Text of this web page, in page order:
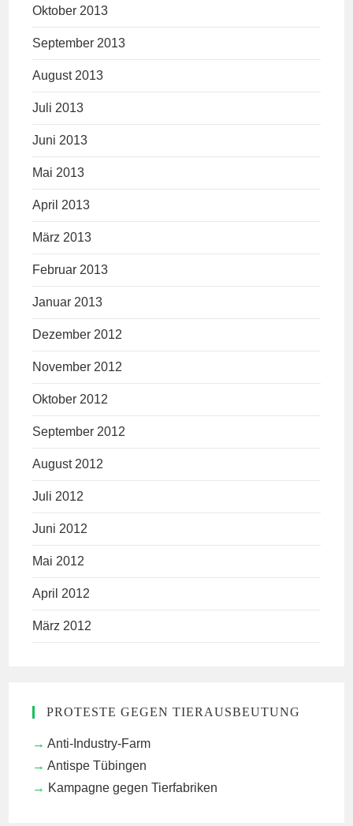
Oktober 2013
September 2013
August 2013
Juli 2013
Juni 2013
Mai 2013
April 2013
März 2013
Februar 2013
Januar 2013
Dezember 2012
November 2012
Oktober 2012
September 2012
August 2012
Juli 2012
Juni 2012
Mai 2012
April 2012
März 2012
PROTESTE GEGEN TIERAUSBEUTUNG
Anti-Industry-Farm
Antispe Tübingen
Kampagne gegen Tierfabriken